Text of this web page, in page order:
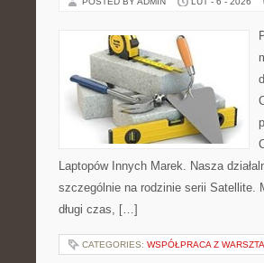
Laptopów Innych Marek. Nasza
szczególnie na rodzinie serii Satellite.
długi czas, […]
CATEGORIES: WSPÓŁPRACA Z